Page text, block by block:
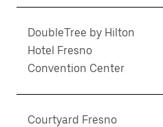
DoubleTree by Hilton
Hotel Fresno
Convention Center
Courtyard Fresno